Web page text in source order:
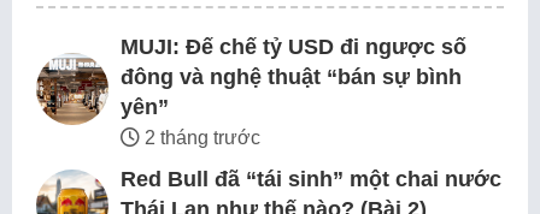
MUJI: Đế chế tỷ USD đi ngược số
đông và nghệ thuật “bán sự bình
yên”
2 tháng trước
Red Bull đã “tái sinh” một chai nước
Thái Lan như thế nào? (Bài 2)